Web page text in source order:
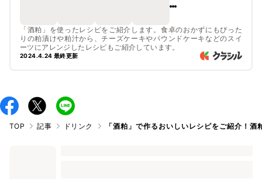
「酒粕」を使ったレシピをご紹介します。食卓のおかずにもぴった
りの粕漬けや粕汁から、チーズケーキやパウンドケーキなどのスイ
ーツにアレンジしたレシピもご紹介しています。
2024.4.24 最終更新
TOP 記事 ドリンク 「酒粕」で作るおいしいレシピをご紹介！酒